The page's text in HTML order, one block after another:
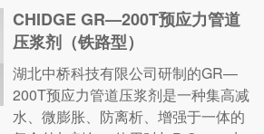
CHIDGE GR—200T预应力管道
压浆剂（铁路型）
湖北中桥科技有限公司研制的GR—
200T预应力管道压浆剂是一种集高减
水、微膨胀、防离析、增强于一体的